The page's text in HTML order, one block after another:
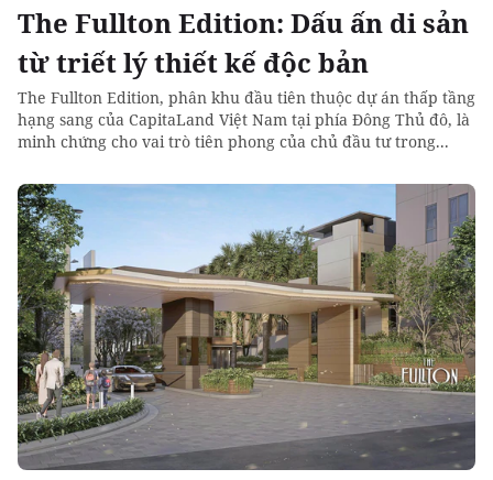
The Fullton Edition: Dấu ấn di sản
từ triết lý thiết kế độc bản
The Fullton Edition, phân khu đầu tiên thuộc dự án thấp tầng
hạng sang của CapitaLand Việt Nam tại phía Đông Thủ đô, là
minh chứng cho vai trò tiên phong của chủ đầu tư trong...